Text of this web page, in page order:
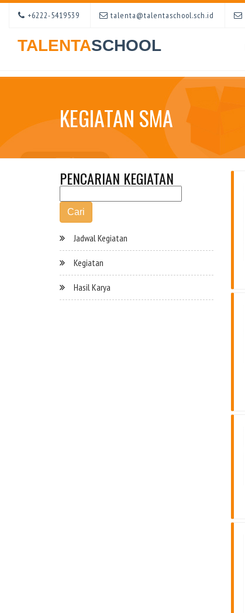
+6222-5419539 talenta@talentaschool.sch.id
TALENTASCHOOL
KEGIATAN SMA
PENCARIAN KEGIATAN
Cari
Jadwal Kegiatan
Kegiatan
Hasil Karya